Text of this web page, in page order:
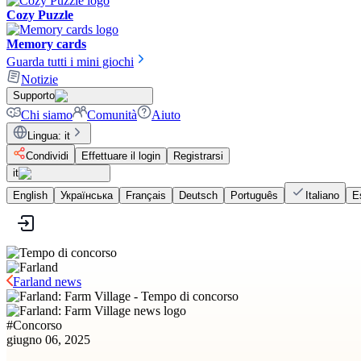
Cozy Puzzle
Memory cards
Guarda tutti i mini giochi
Notizie
Supporto
Chi siamo Comunità Aiuto
Lingua: it
Condividi
Effettuare il login
Registrarsi
it
English
Українська Français Deutsch Português Italiano
Farland news
#Concorso
giugno 06, 2025